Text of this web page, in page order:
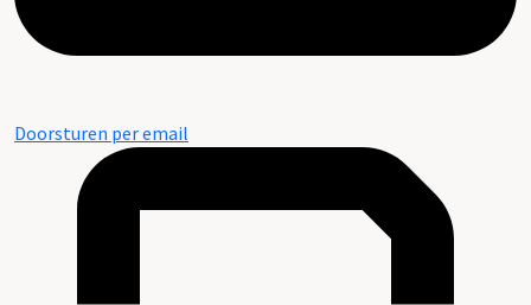
Doorsturen per email